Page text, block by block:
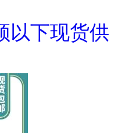
以下现货供